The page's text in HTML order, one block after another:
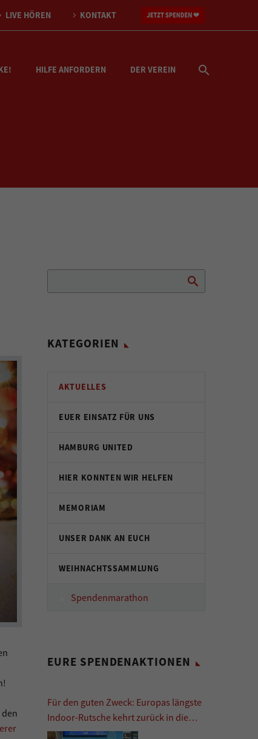
LIVE HÖREN KONTAKT
HILFE ANFORDERN DER VEREIN
KATEGORIEN
AKTUELLES
EUER EINSATZ FÜR UNS
HAMBURG UNITED
HIER KONNTEN WIR HELFEN
MEMORIAM
UNSER DANK AN EUCH
WEIHNACHTSSAMMLUNG
Spendenmarathon
EURE SPENDENAKTIONEN
Für den guten Zweck: Europas längste
Indoor-Rutsche kehrt zurück in die
Europa Passage